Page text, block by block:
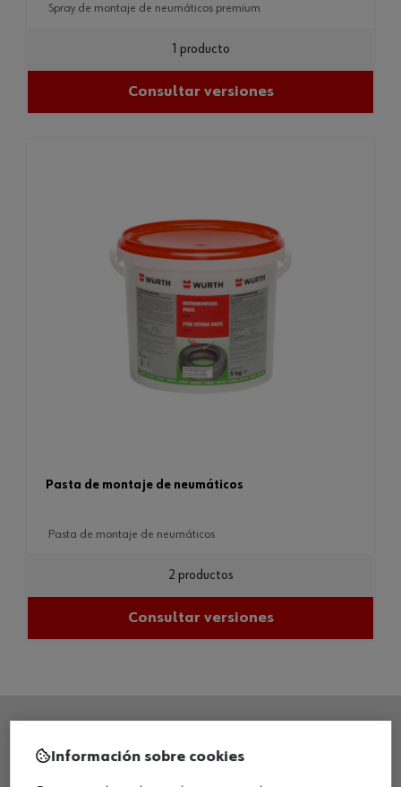
spray de montaje de neumáticos premium
1 producto
Consultar versiones
pasta de montaje de neumáticos
pasta de montaje de neumáticos
2 productos
Consultar versiones
SEDE CENTRAL
Información sobre cookies